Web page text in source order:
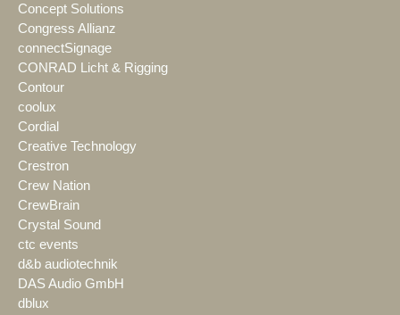
Concept Solutions
Congress Allianz
connectSignage
CONRAD Licht & Rigging
Contour
coolux
Cordial
Creative Technology
Crestron
Crew Nation
CrewBrain
Crystal Sound
ctc events
d&b audiotechnik
DAS Audio GmbH
dblux